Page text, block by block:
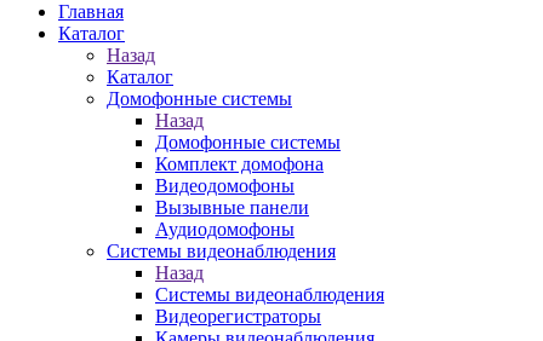
Главная
Каталог
Назад
Каталог
Домофонные системы
Назад
Домофонные системы
Комплект домофона
Видеодомофоны
Вызывные панели
Аудиодомофоны
Системы видеонаблюдения
Назад
Системы видеонаблюдения
Видеорегистраторы